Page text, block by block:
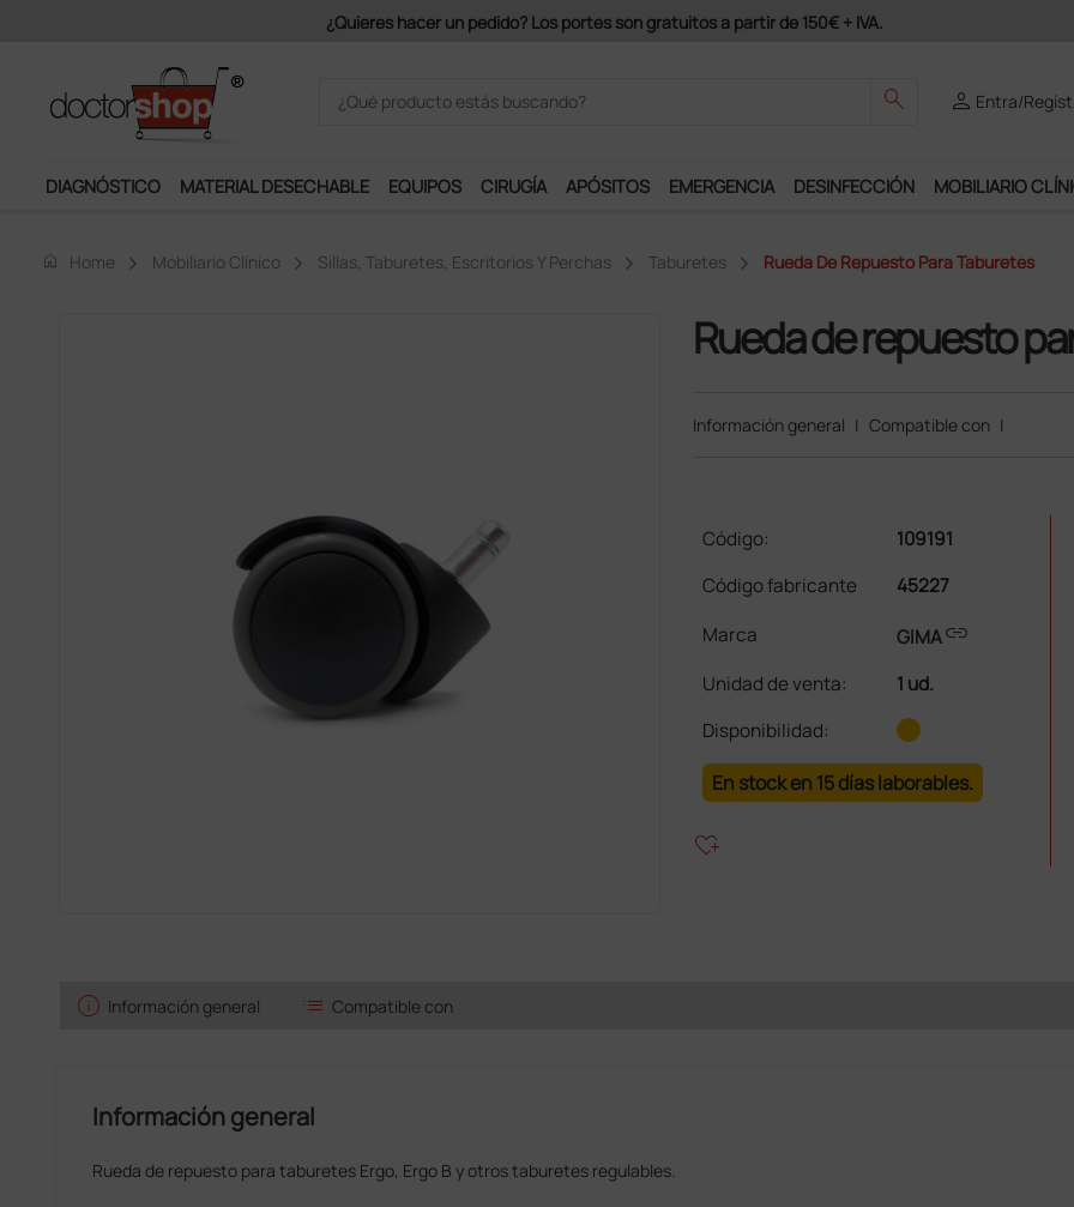
Únete al programa Ds Plus y podrás disfrutar de muchos servicios exclusivos.
search person Entra/
DIAGNÓSTICO MATERIAL DESECHABLE EQUIPOS CIRUGÍA APÓSITOS EMERGENCIA DESINFECCIÓN MOBILIARIO
home Home Mobiliario Clínico Sillas, Taburetes, Escritorios Y Perchas Taburetes Rueda De Repuesto Para Taburetes
Rueda de repuesto
Información general | Compatible con |
Código:
109191
Código fabricante
45227
Marca
GIMAlink
Unidad de venta:
1 ud.
Disponibilidad:
En stock en 15 días laborables.
heart_plus
info Información general list Compatible con
Información general
Rueda de repuesto para taburetes Ergo, Ergo B y otros taburetes regulables.